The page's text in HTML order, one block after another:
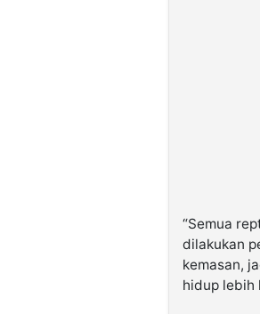
“Semua
dilakukan
kemasan,
hidup lebih